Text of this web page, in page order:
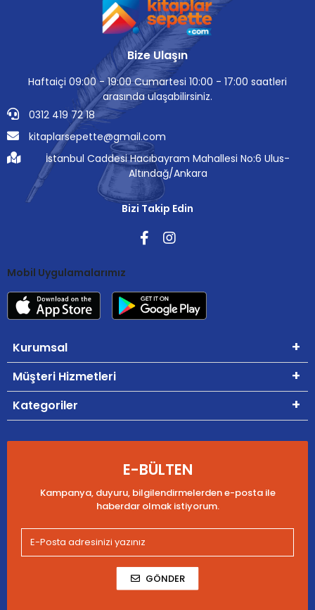
Bize Ulaşın
Haftaiçi 09:00 - 19:00 Cumartesi 10:00 - 17:00 saatleri
arasında ulaşabilirsiniz.
0312 419 72 18
kitaplarsepette@gmail.com
İstanbul Caddesi Hacıbayram Mahallesi No:6 Ulus-
Altındağ/Ankara
Bizi Takip Edin
Mobil Uygulamalarımız
Kurumsal
Müşteri Hizmetleri
Kategoriler
E-BÜLTEN
Kampanya, duyuru, bilgilendirmelerden e-posta ile
haberdar olmak istiyorum.
GÖNDER